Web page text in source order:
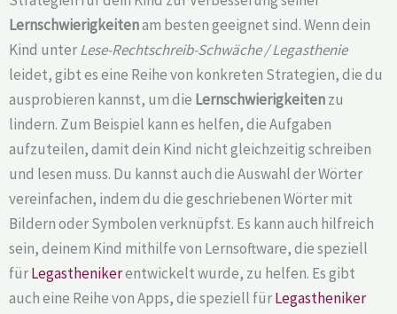
Lernschwierigkeitenam besten geeignet sind. Wenn dein
Kind unterLese-Rechtschreib-Schwäche / Legasthenie
leidet, gibt es eine Reihe von konkreten Strategien, die du
ausprobieren kannst, um die Lernschwierigkeitenzu
lindern. Zum Beispiel kann es helfen, die Aufgaben
aufzuteilen, damit dein Kind nicht gleichzeitig schreiben
und lesen muss. Du kannst auch die Auswahl der Wörter
vereinfachen, indem du die geschriebenen Wörter mit
Bildern oder Symbolen verknüpfst. Es kann auch hilfreich
sein, deinem Kind mithilfe von Lernsoftware, die speziell
fürLegasthenikerentwickelt wurde, zu helfen. Es gibt
auch eine Reihe von Apps, die speziell fürLegastheniker